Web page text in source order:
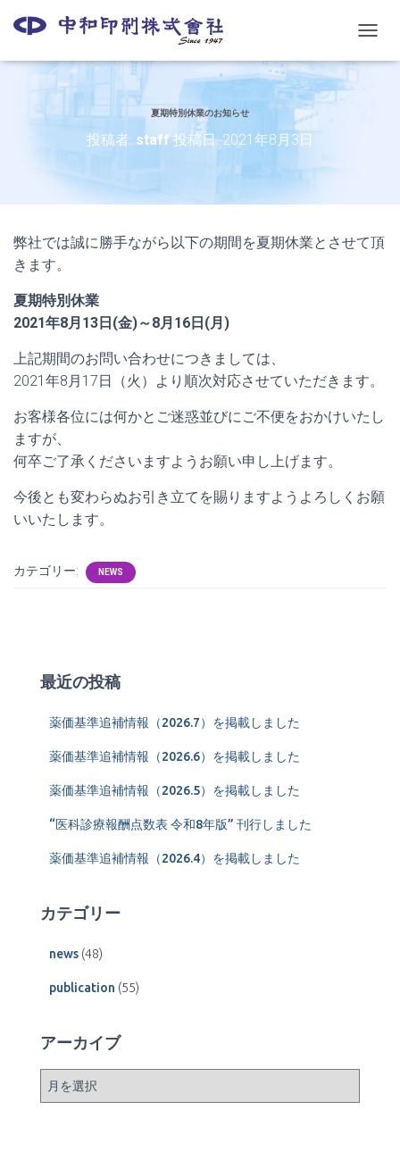
ビ
夏期特別休業のお知らせ
投稿者: staff投稿日:2021年8月3日
弊社では誠に勝手ながら以下の期間を夏期休業とさせて頂
きます。
夏期特別休業
2021年8月13日(金)～8月16日(月)
上記期間のお問い合わせにつきましては、
2021年8月17日（火）より順次対応させていただきます。
お客様各位には何かとご迷惑並びにご不便をおかけいたし
ますが、
何卒ご了承くださいますようお願い申し上げます。
今後とも変わらぬお引き立てを賜りますようよろしくお願
いいたします。
カテゴリー: NEWS
最近の投稿
薬価基準追補情報（2026.7）を掲載しました
薬価基準追補情報（2026.6）を掲載しました
薬価基準追補情報（2026.5）を掲載しました
“医科診療報酬点数表 令和8年版” 刊行しました
薬価基準追補情報（2026.4）を掲載しました
カテゴリー
news (48)
publication (55)
アーカイブ
ー